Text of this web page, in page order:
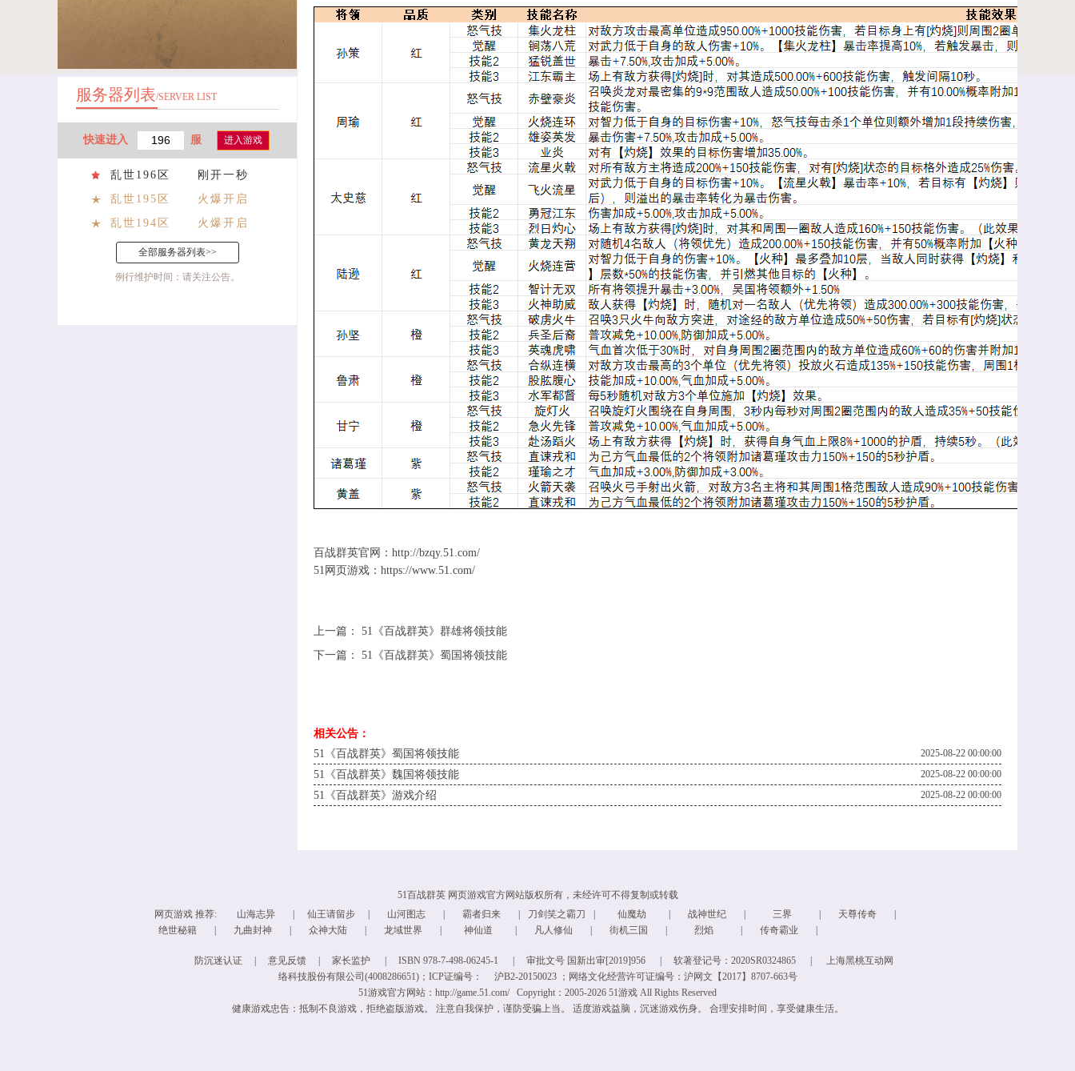
百战群英官网 ： http://bzqy.51.com/
51网页游戏： https://www.51.com/
上一篇： 51《百战群英》群雄将领技能
下一篇： 51《百战群英》蜀国将领技能
相关公告：
51《百战群英》蜀国将领技能
2025-08-22 00:00:00
51《百战群英》魏国将领技能 2025-08-22 00:00:00
51《百战群英》游戏介绍 2025-08-22 00:00:00
服务器列表/SERVER LIST
快速进入 服 进入游戏
乱世196区
刚开一秒
乱世195区
火爆开启
乱世194区
火爆开启
全部服务器列表>>
例行维护时间：请关注公告。
51百战群英 网页游戏官方网站版权所有，未经许可不得复制或转载
网页游戏 推荐: 山海志异 仙王请留步 山河图志 霸者归来 刀剑笑之霸刀 仙魔劫 战神世纪 三界 天尊传奇
绝世秘籍
九曲封神 众神大陆 龙域世界 神仙道 凡人修仙 街机三国 烈焰 传奇霸业
防沉迷认证 意见反馈 家长监护 ISBN 978-7-498-06245-1 审批文号 国新出审[2019]956 软著登记号：2020SR0324865
上海黑桃互动网
络科技股份有限公司(4008286651)；ICP证编号：
沪B2-20150023；网络文化经营许可证编号： 沪网文【2017】8707-663号
51游戏官方网站：http://game.51.com/ Copyright：2005-2026 51游戏 All Rights Reserved
健康游戏忠告：抵制不良游戏，拒绝盗版游戏。 注意自我保护，谨防受骗上当。 适度游戏益脑，沉迷游戏伤身。 合理安排时间，享受健康生活。